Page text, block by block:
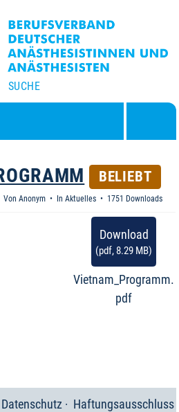
SUCHE
BELIEBT
Von Anonym In Aktuelles 1751 Downloads
Download
(pdf, 8.29 MB)
Vietnam_Programm.
pdf
Datenschutz
Haftungsausschluss